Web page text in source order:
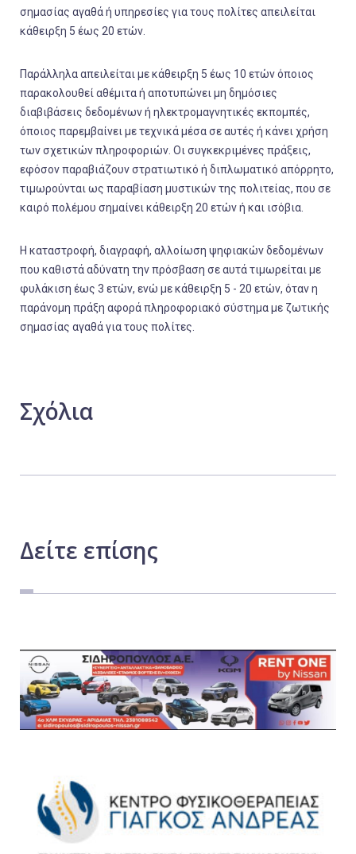
σημασίας αγαθά ή υπηρεσίες για τους πολίτες απειλείται
κάθειρξη 5 έως 20 ετών.
Παράλληλα απειλείται με κάθειρξη 5 έως 10 ετών όποιος
παρακολουθεί αθέμιτα ή αποτυπώνει μη δημόσιες
διαβιβάσεις δεδομένων ή ηλεκτρομαγνητικές εκπομπές,
όποιος παρεμβαίνει με τεχνικά μέσα σε αυτές ή κάνει χρήση
των σχετικών πληροφοριών. Οι συγκεκριμένες πράξεις,
εφόσον παραβιάζουν στρατιωτικό ή διπλωματικό απόρρητο,
τιμωρούνται ως παραβίαση μυστικών της πολιτείας, που σε
καιρό πολέμου σημαίνει κάθειρξη 20 ετών ή και ισόβια.
Η καταστροφή, διαγραφή, αλλοίωση ψηφιακών δεδομένων
που καθιστά αδύνατη την πρόσβαση σε αυτά τιμωρείται με
φυλάκιση έως 3 ετών, ενώ με κάθειρξη 5 - 20 ετών, όταν η
παράνομη πράξη αφορά πληροφοριακό σύστημα με ζωτικής
σημασίας αγαθά για τους πολίτες.
Σχόλια
Δείτε επίσης